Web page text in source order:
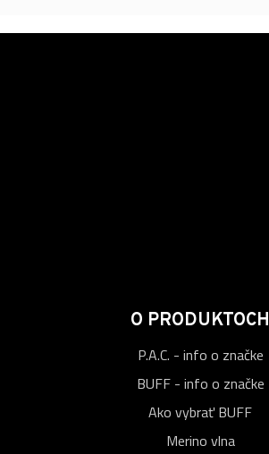
O PRODUKTOCH
P.A.C. - info o značke
BUFF - info o značke
Ako vybrať BUFF
Merino vlna